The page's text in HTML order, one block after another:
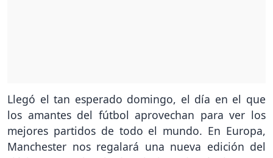
Llegó el tan esperado domingo, el día en el que
los amantes del fútbol aprovechan para ver los
mejores partidos de todo el mundo. En Europa,
Manchester nos regalará una nueva edición del